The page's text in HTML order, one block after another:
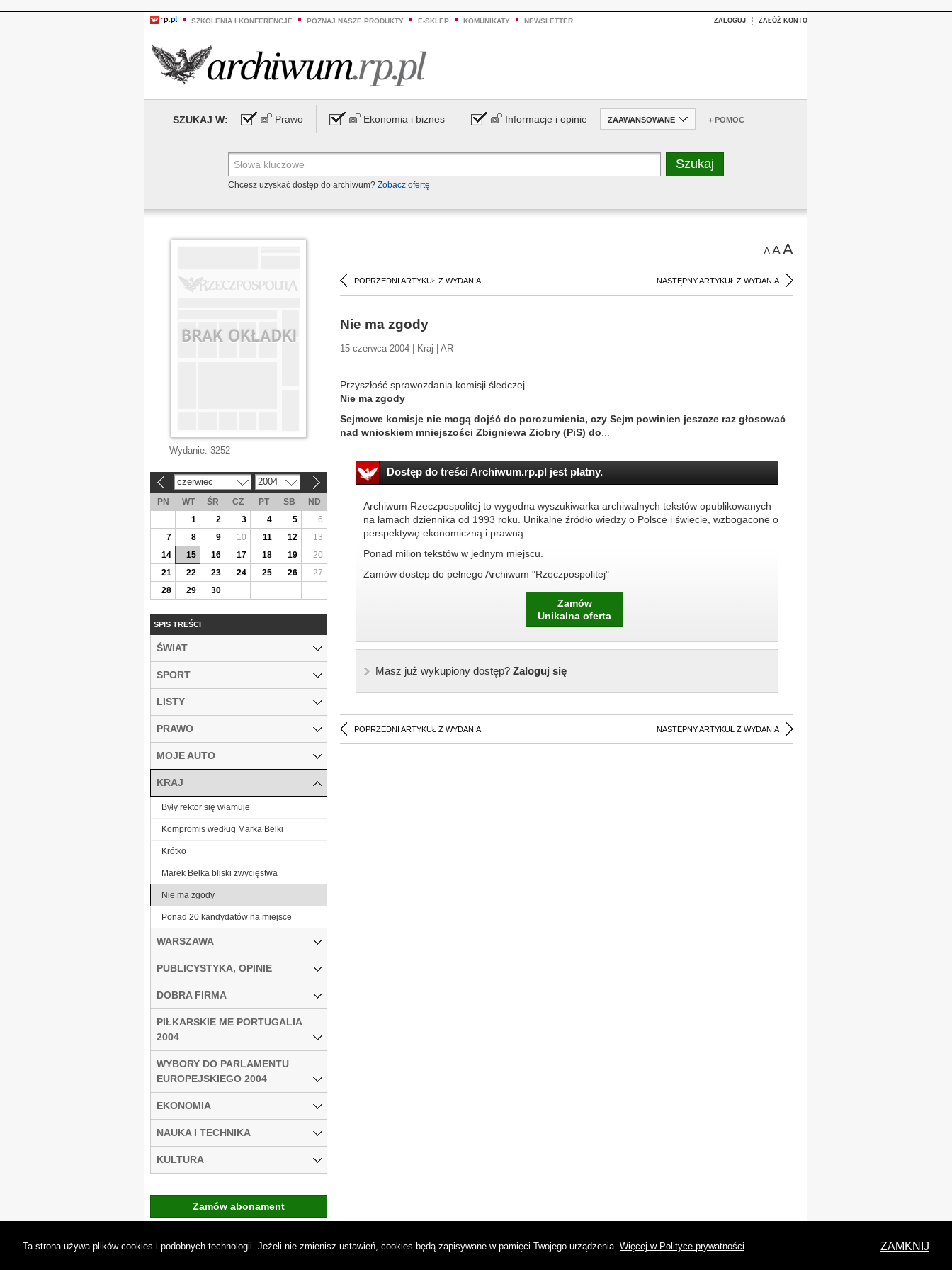
SZKOLENIA I KONFERENCJE POZNAJ NASZE PRODUKTY E-SKLEP KOMUNIKATY NEWSLETTER ZALOGUJ ZAŁÓŻ KONTO
SZUKAJ W: Prawo Ekonomia i biznes Informacje i opinie ZAAWANSOWANE + POMOC
Chcesz uzyskać dostęp do archiwum? Zobacz ofertę
AAA
POPRZEDNI ARTYKUŁ Z WYDANIA NASTĘPNY ARTYKUŁ Z WYDANIA
Nie ma zgody
15 czerwca 2004 | Kraj | AR
Przyszłość sprawozdania komisji śledczej
Nie ma zgody
Sejmowe komisje nie mogą dojść do porozumienia, czy Sejm powinien jeszcze raz głosować
nad wnioskiem mniejszości Zbigniewa Ziobry (PiS) do
Dostęp do treści Archiwum.rp.pl jest płatny.
Archiwum Rzeczpospolitej to wygodna wyszukiwarka archiwalnych tekstów opublikowanych
na łamach dziennika od 1993 roku. Unikalne źródło wiedzy o Polsce i świecie, wzbogacone o
perspektywę ekonomiczną i prawną.
Ponad milion tekstów w jednym miejscu.
Zamów dostęp do pełnego Archiwum "Rzeczpospolitej"
Zamów
Unikalna oferta
Masz już wykupiony dostęp?Zaloguj się
POPRZEDNI ARTYKUŁ Z WYDANIA NASTĘPNY ARTYKUŁ Z WYDANIA
Wydanie: 3252
czerwiec 2004
PN WT ŚR CZ PT SB
ND
1
2 3 4 5
6
7
8 9 10 11 12
13
14
15 16 17 18 19
20
21
22 23 24 25 26
27
28
29 30
SPIS TREŚCI
ŚWIAT
SPORT
LISTY
PRAWO
MOJE AUTO
KRAJ
Były rektor się włamuje
Kompromis według Marka Belki
Krótko
Marek Belka bliski zwycięstwa
Nie ma zgody
Ponad 20 kandydatów na miejsce
WARSZAWA
PUBLICYSTYKA, OPINIE
DOBRA FIRMA
PIŁKARSKIE ME PORTUGALIA
2004
WYBORY DO PARLAMENTU
EUROPEJSKIEGO 2004
EKONOMIA
NAUKA I TECHNIKA
KULTURA
Zamów abonament
Ta strona używa plików cookies i podobnych technologii. Jeżeli nie zmienisz ustawień, cookies będą zapisywane w pamięci Twojego urządzenia. Więcej w Polityce prywatności. ZAMKNIJ